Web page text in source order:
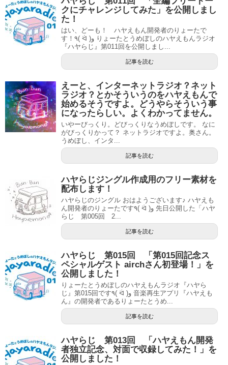
クにチャレンジしてみた」を公開しまし
た！
はい、どーも！ ハヤえもん開発者のりょーたで
す！٩( ᐛ )و りょーたとうめぼしのハヤえもんラジオ
『ハヤらじ』第011回を公開しまし...
記事を読む
えーと、インターネットラジオ？ネット
ラジオ？とかそういうのをハヤえもんで
始めるそうですよ。どうやらそういう事
になったらしい。よくわかってません。
いやーびっくり。どびっくりなうめぼしです。 なに
がびっくりかって？ ネットラジオですよ。奥さん。
うめぼし、インタ...
記事を読む
ハヤらじジングル作成用のフリー素材を
配布します！
ハヤらじのジングル おはようございます♪ ハヤえも
ん開発者のりょーたです٩( ᐛ )و 先日公開した「ハヤ
らじ 第005回 2...
記事を読む
ハヤらじ 第015回 「第015回記念ス
ペシャルゲスト airchさん初登場！」を
公開しました！
りょーたとうめぼしのハヤえもんラジオ『ハヤら
じ』第015回です٩( ᐛ )و 音楽再生アプリ『ハヤえも
ん』の開発者であるりょーたとうめ...
記事を読む
ハヤらじ 第013回 「ハヤえもん開発
者独立記念、対面で収録してみた！」を
公開しました！